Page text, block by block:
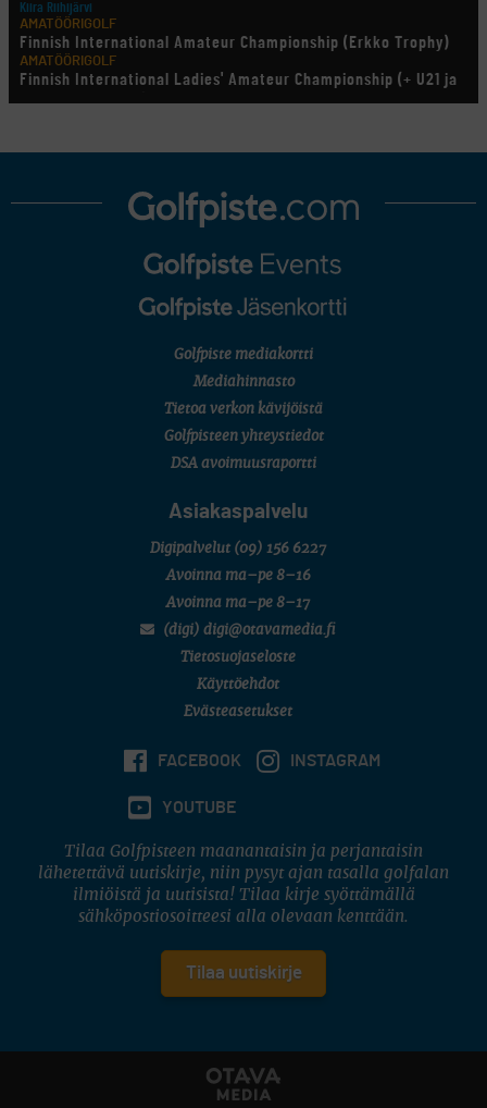
Kiira Riihijärvi
AMATÖÖRIGOLF
Finnish International Amateur Championship (Erkko Trophy)
AMATÖÖRIGOLF
Finnish International Ladies' Amateur Championship (+ U21 ja
U18/FJT/Aulanko)
LEGENDS TOUR
U.S. Women's Amateur Championship
English Boys' (U14) Open Amateur Stroke Play Championship
Eeli Krankka, Lionel Mutikainen
Kivitippu Classic Invitational 2026
SM-reikäpeli (M50/Kymen Golf)
7 (U18 ja U21/pojat/Tahko)
Golfpiste mediakortti
Mediahinnasto
Tietoa verkon kävijöistä
Golfpisteen yhteystiedot
DSA avoimuusraportti
Asiakaspalvelu
Digipalvelut (09) 156 6227
Avoinna ma–pe 8–16
Avoinna ma–pe 8–17
(digi) digi@otavamedia.fi
Tietosuojaseloste
Käyttöehdot
Evästeasetukset
FACEBOOK INSTAGRAM
YOUTUBE
Tilaa Golfpisteen maanantaisin ja perjantaisin
lähetettävä uutiskirje, niin pysyt ajan tasalla golfalan
ilmiöistä ja uutisista! Tilaa kirje syöttämällä
sähköpostiosoitteesi alla olevaan kenttään.
Tilaa uutiskirje